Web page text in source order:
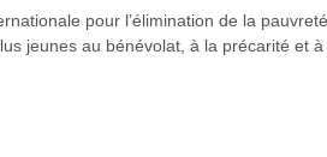
pour l’élimination de la
jeunes au bénévolat, à la précarité et à